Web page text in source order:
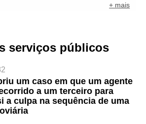
+ mais
serviços públicos
um caso em que um agente
a um terceiro para
a culpa na sequência de uma